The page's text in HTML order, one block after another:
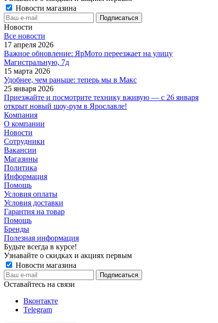
Новости магазина
Новости
Все новости
17 апреля 2026
Важное обновление: ЯрМото переезжает на улицу
Магистральную, 7д
15 марта 2026
Удобнее, чем раньше: теперь мы в Макс
25 января 2026
Приезжайте и посмотрите технику вживую — с 26 января
открыт новый шоу-рум в Ярославле!
Компания
О компании
Новости
Сотрудники
Вакансии
Магазины
Политика
Информация
Помощь
Условия оплаты
Условия доставки
Гарантия на товар
Помощь
Бренды
Полезная информация
Будьте всегда в курсе!
Узнавайте о скидках и акциях первым
Новости магазина
Оставайтесь на связи
Вконтакте
Telegram